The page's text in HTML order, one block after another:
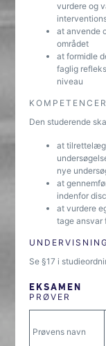
vurdere og
at anvende
området
at formidle
faglig
niveau
KOMPETENCER
Den studerende
at
nye
at
indenfor
at vurdere
tage ansvar
Se §17 i
EKSAMEN
PRØVER
Prøvens navn